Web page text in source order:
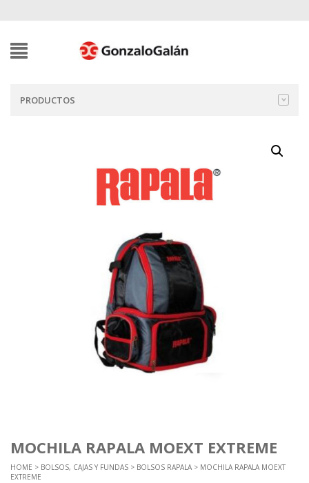
PRODUCTOS
MOCHILA RAPALA MOEXT EXTREME
HOME > BOLSOS, CAJAS Y FUNDAS > BOLSOS RAPALA > MOCHILA RAPALA MOEXT
EXTREME